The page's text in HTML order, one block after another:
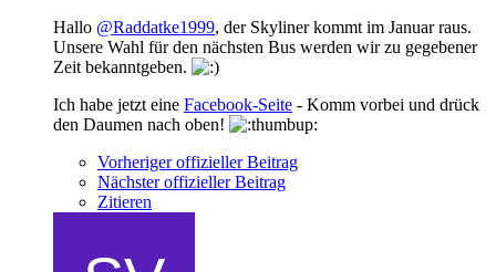
Hallo @Raddatke1999, der Skyliner kommt im Januar raus.
Unsere Wahl für den nächsten Bus werden wir zu gegebener
Zeit bekanntgeben.
Ich habe jetzt eine Facebook-Seite - Komm vorbei und drück
den Daumen nach oben!
Vorheriger offizieller Beitrag
Nächster offizieller Beitrag
Zitieren